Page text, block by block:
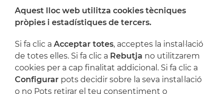
On ens trobem
Suport
Aquest lloc web utilitza cookies tècniques
pròpies i estadístiques de tercers.
Si fa clic a Acceptar totes, acceptes la instal·lació
de totes elles. Si fa clic a Rebutja no utilitzarem
cookies per a cap finalitat addicional. Si fa clic a
Configurar pots decidir sobre la seva instal·lació
o no Pots retirar el teu consentiment o